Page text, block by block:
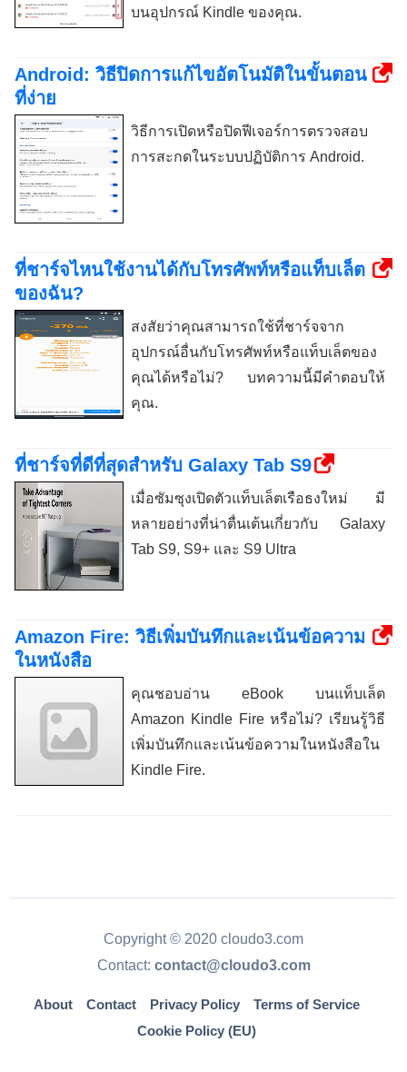
บนอุปกรณ์ Kindle ของคุณ.
Android: วิธีปิดการแก้ไขอัตโนมัติในขั้นตอน
ที่ง่าย
วิธีการเปิดหรือปิดฟีเจอร์การตรวจสอบ
การสะกดในระบบปฏิบัติการ Android.
ที่ชาร์จไหนใช้งานได้กับโทรศัพท์หรือแท็บเล็ต
ของฉัน?
สงสัยว่าคุณสามารถใช้ที่ชาร์จจาก
อุปกรณ์อื่นกับโทรศัพท์หรือแท็บเล็ตของ
คุณได้หรือไม่? บทความนี้มีคำตอบให้
คุณ.
ที่ชาร์จที่ดีที่สุดสำหรับ Galaxy Tab S9
เมื่อซัมซุงเปิดตัวแท็บเล็ตเรือธงใหม่ มี
หลายอย่างที่น่าตื่นเต้นเกี่ยวกับ Galaxy
Tab S9, S9+ และ S9 Ultra
Amazon Fire: วิธีเพิ่มบันทึกและเน้นข้อความ
ในหนังสือ
คุณชอบอ่าน eBook บนแท็บเล็ต
Amazon Kindle Fire หรือไม่? เรียนรู้วิธี
เพิ่มบันทึกและเน้นข้อความในหนังสือใน
Kindle Fire.
Copyright © 2020 cloudo3.com
Contact: contact@cloudo3.com
About Contact Privacy Policy
Terms of Service
Cookie Policy (EU)